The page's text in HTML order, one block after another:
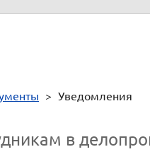
> Уведомления
в